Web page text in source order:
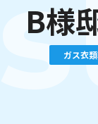
B様
ガス衣